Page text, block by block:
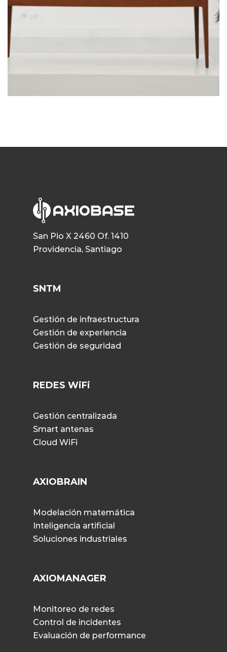
San Pio X 2460 Of. 1410
Providencia, Santiago
SNTM
Gestión de infraestructura
Gestión de experiencia
Gestión de seguridad
REDES WiFi
Gestión centralizada
Smart antenas
Cloud WiFi
AXIOBRAIN
Modelación matemática
Inteligencia artificial
Soluciones industriales
AXIOMANAGER
Monitoreo de redes
Control de incidentes
Evaluación de performance